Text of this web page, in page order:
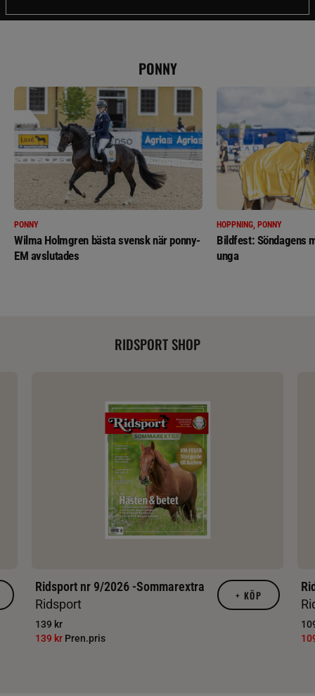
PONNY
PONNY
Wilma Holmgren bästa svensk när ponny-
EM avslutades
HOPPNING, PONNY
Bildfest: Söndagens
unga
RIDSPORT SHOP
Ridsport nr 9/2026 -Sommarextra
Ridsport
139 kr
139 kr Pren.pris
+ KÖP